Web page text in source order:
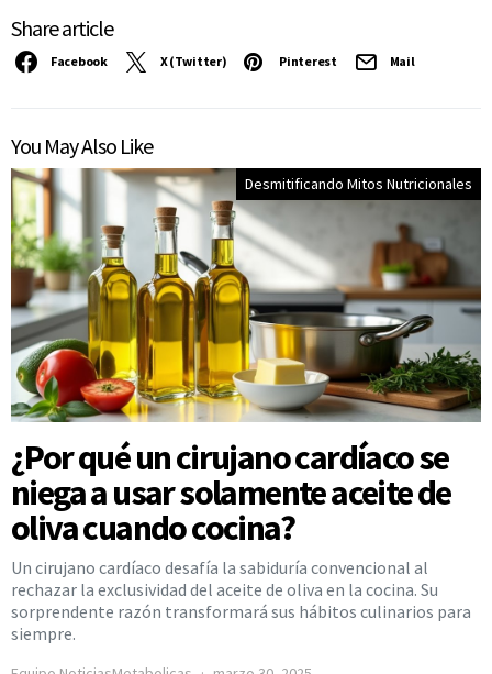
Share article
Facebook X (Twitter) Pinterest Mail
You May Also Like
Desmitificando Mitos Nutricionales
¿Por qué un cirujano cardíaco se
niega a usar solamente aceite de
oliva cuando cocina?
Un cirujano cardíaco desafía la sabiduría convencional al
rechazar la exclusividad del aceite de oliva en la cocina. Su
sorprendente razón transformará sus hábitos culinarios para
siempre.